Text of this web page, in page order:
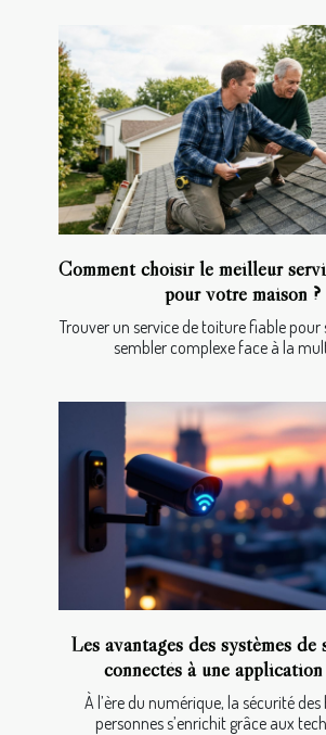
Comment choisir le meilleur
pour votre maison ?
Trouver un service de toiture fiable
sembler complexe face à la
Les avantages des systèmes de
connectés à une
À l’ère du numérique, la sécurité des
personnes s’enrichit grâce aux